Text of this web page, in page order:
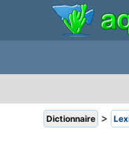
Dictionnaire >